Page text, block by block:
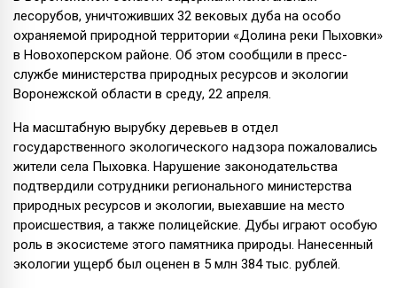
лесорубов, уничтоживших 32 вековых дуба на особо
охраняемой природной территории «Долина реки Пыховки»
в Новохоперском районе. Об этом сообщили в пресс-
службе министерства природных ресурсов и экологии
Воронежской области в среду, 22 апреля.
На масштабную вырубку деревьев в отдел
государственного экологического надзора пожаловались
жители села Пыховка. Нарушение законодательства
подтвердили сотрудники регионального министерства
природных ресурсов и экологии, выехавшие на место
происшествия, а также полицейские. Дубы играют особую
роль в экосистеме этого памятника природы. Нанесенный
экологии ущерб был оценен в 5 млн 384 тыс. рублей.